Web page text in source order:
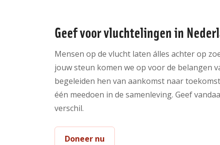
Geef voor vluchtelingen in
Mensen op de vlucht laten álles achter op
jouw steun komen we op voor de belangen
begeleiden hen van aankomst naar
één meedoen in de samenleving. Geef
verschil.
Doneer nu